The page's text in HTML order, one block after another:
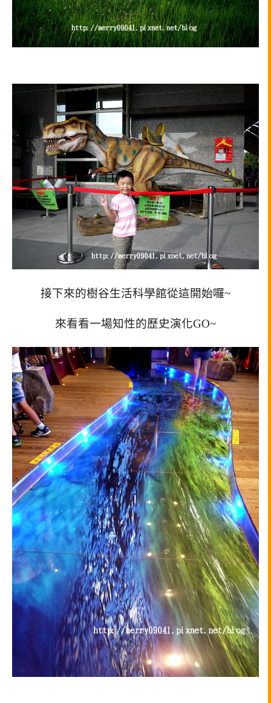
接下來的樹谷生活科學館從這開始囉~
來看看一場知性的歷史演化GO~